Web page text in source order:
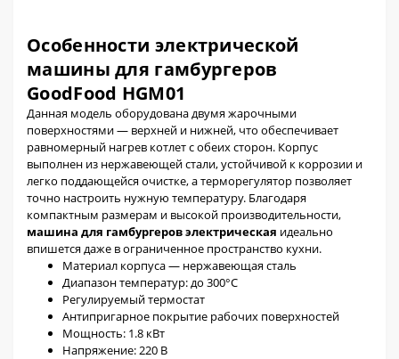
Особенности электрической
машины для гамбургеров
GoodFood HGM01
Данная модель оборудована двумя жарочными
поверхностями — верхней и нижней, что обеспечивает
равномерный нагрев котлет с обеих сторон. Корпус
выполнен из нержавеющей стали, устойчивой к коррозии и
легко поддающейся очистке, а терморегулятор позволяет
точно настроить нужную температуру. Благодаря
компактным размерам и высокой производительности,
машина для гамбургеров электрическая идеально
впишется даже в ограниченное пространство кухни.
Материал корпуса — нержавеющая сталь
Диапазон температур: до 300°C
Регулируемый термостат
Антипригарное покрытие рабочих поверхностей
Мощность: 1.8 кВт
Напряжение: 220 В